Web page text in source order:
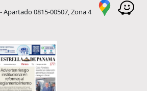
Apartado 0815-00507, Zona 4